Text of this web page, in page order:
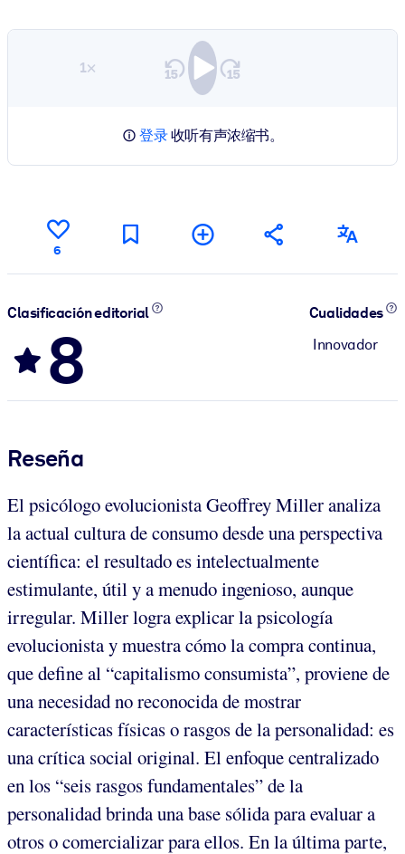
1×
登录收听有声浓缩书。
6
Clasificación editorial
8
Cualidades
Innovador
Reseña
El psicólogo evolucionista Geoffrey Miller analiza
la actual cultura de consumo desde una perspectiva
científica: el resultado es intelectualmente
estimulante, útil y a menudo ingenioso, aunque
irregular. Miller logra explicar la psicología
evolucionista y muestra cómo la compra continua,
que define al “capitalismo consumista”, proviene de
una necesidad no reconocida de mostrar
características físicas o rasgos de la personalidad: es
una crítica social original. El enfoque centralizado
en los “seis rasgos fundamentales” de la
personalidad brinda una base sólida para evaluar a
otros o comercializar para ellos. En la última parte,